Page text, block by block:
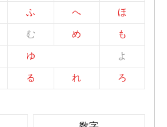
ふ へ ほ
む め も
ゆ よ
る れ ろ